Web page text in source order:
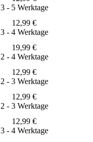
3 - 5 Werktage
12,99 €
3 - 4 Werktage
19,99 €
2 - 4 Werktage
12,99 €
2 - 3 Werktage
12,99 €
2 - 3 Werktage
12,99 €
3 - 4 Werktage